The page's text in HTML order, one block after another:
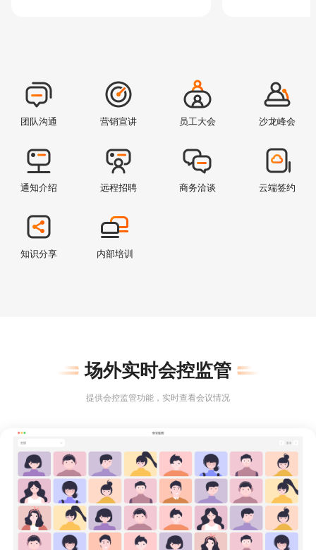
团队沟通 营销宣讲 员工大会 沙龙峰会
通知介绍 远程招聘 商务洽谈 云端签约
知识分享 内部培训
场外实时会控监管
提供会控监管功能，实时查看会议情况